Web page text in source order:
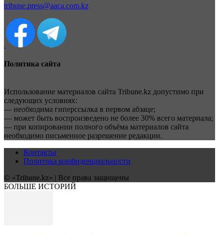
tribune.press@aaca.com.kz
Политика сайта
Использование материалов сайта Tribune.kz допустимо при
следующих условиях:
— необходима гиперссылка в первом абзаце;
— может быть воспроизведено не более 30% всего материала;
— при копировании полного объёма материалов сайта
необходимо письменное разрешение редакции.
Контакты
Политика конфиденциальности
© «Tribune.kz» | Все права защищены
БОЛЬШЕ ИСТОРИЙ